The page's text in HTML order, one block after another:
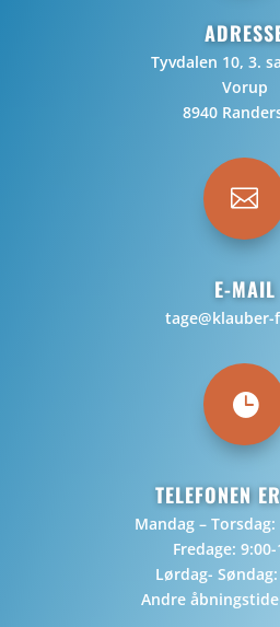
Tyvdalen 10, 3.
Vorup
8940

E-MAIL
tage@klauber-

TELEFONEN
Mandag – Torsdag:
Fredage:
Lørdag-
Andre